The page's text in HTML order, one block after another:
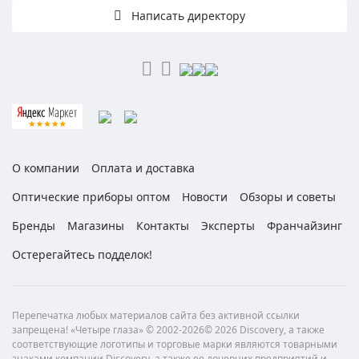
Написать директору
О компании
Оплата и доставка
Оптические приборы оптом
Новости
Обзоры и советы
Бренды
Магазины Контакты Эксперты
Франчайзинг
Остерегайтесь подделок!
Перепечатка любых материалов сайта без активной ссылки
запрещена! «Четыре глаза» © 2002-2026© 2026 Discovery, а также
соответствующие логотипы и торговые марки являются товарными